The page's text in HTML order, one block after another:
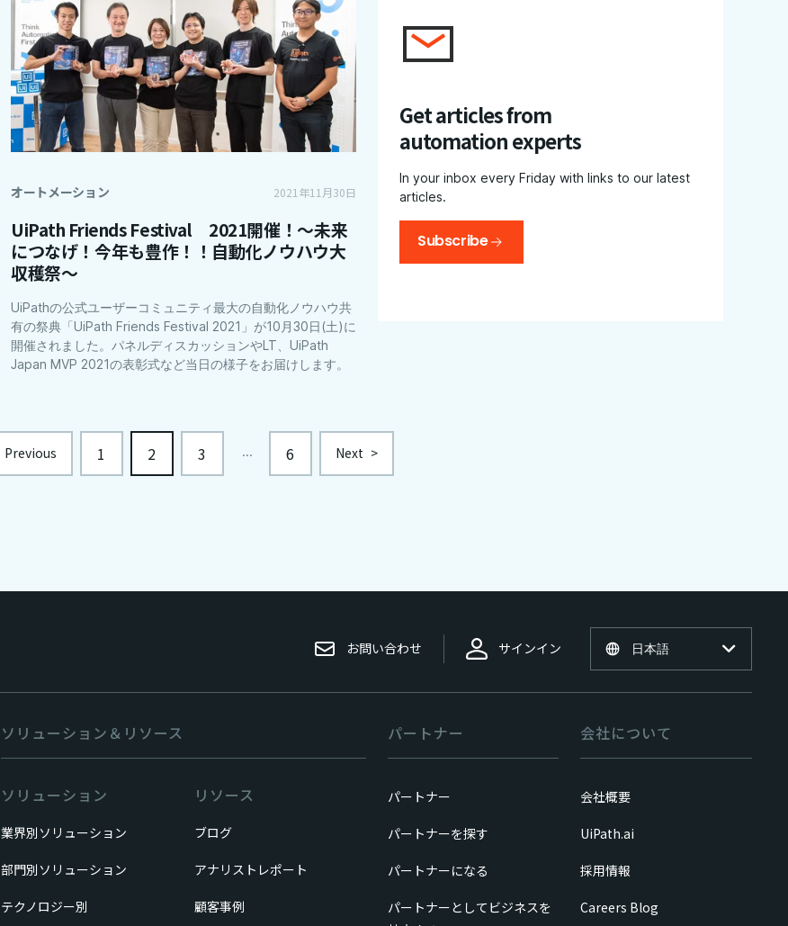
オートメーション 2021年11月30日
UiPath Friends Festival 2021開催！～未来
につなげ！今年も豊作！！自動化ノウハウ大
収穫祭～
UiPathの公式ユーザーコミュニティ最大の自動化ノウハウ共
有の祭典「UiPath Friends Festival 2021」が10月30日(土)に
開催されました。パネルディスカッションやLT、UiPath
Japan MVP 2021の表彰式など当日の様子をお届けします。
Get articles from
automation experts
In your inbox every Friday with links to our latest
articles.
Subscribe
Previous 1 2 3 ... 6 Next >
お問い合わせ サインイン 日本語
ソリューション＆リソース
ソリューション
業界別ソリューション
部門別ソリューション
テクノロジー別
リソース
ブログ
アナリストレポート
顧客事例
パートナー
パートナー
パートナーを探す
パートナーになる
パートナーとしてビジネスを
会社について
会社概要
UiPath.ai
採用情報
Careers Blog